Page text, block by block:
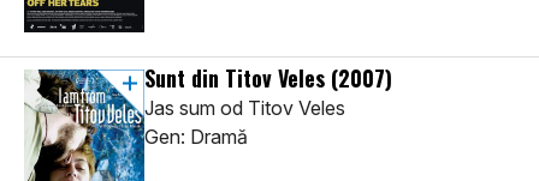
Sunt din Titov Veles (2007)
Jas sum od Titov Veles
Gen: Dramă